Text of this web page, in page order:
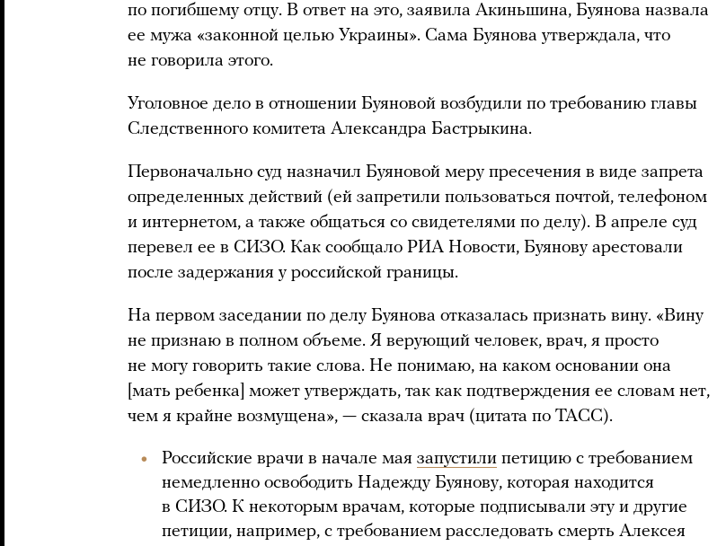
по погибшему отцу. В ответ на это, заявила Акиньшина, Буянова назвала
ее мужа «законной целью Украины». Сама Буянова утверждала, что
не говорила этого.
Уголовное дело в отношении Буяновой возбудили по требованию главы
Следственного комитета Александра Бастрыкина.
Первоначально суд назначил Буяновой меру пресечения в виде запрета
определенных действий (ей запретили пользоваться почтой, телефоном
и интернетом, а также общаться со свидетелями по делу). В апреле суд
перевел ее в СИЗО. Как сообщало РИА Новости, Буянову арестовали
после задержания у российской границы.
На первом заседании по делу Буянова отказалась признать вину. «Вину
не признаю в полном объеме. Я верующий человек, врач, я просто
не могу говорить такие слова. Не понимаю, на каком основании она
[мать ребенка] может утверждать, так как подтверждения ее словам нет,
чем я крайне возмущена», — сказала врач (цитата по ТАСС).
Российские врачи в начале мая запустили петицию с требованием
немедленно освободить Надежду Буянову, которая находится
в СИЗО. К некоторым врачам, которые подписывали эту и другие
петиции, например, с требованием расследовать смерть Алексея